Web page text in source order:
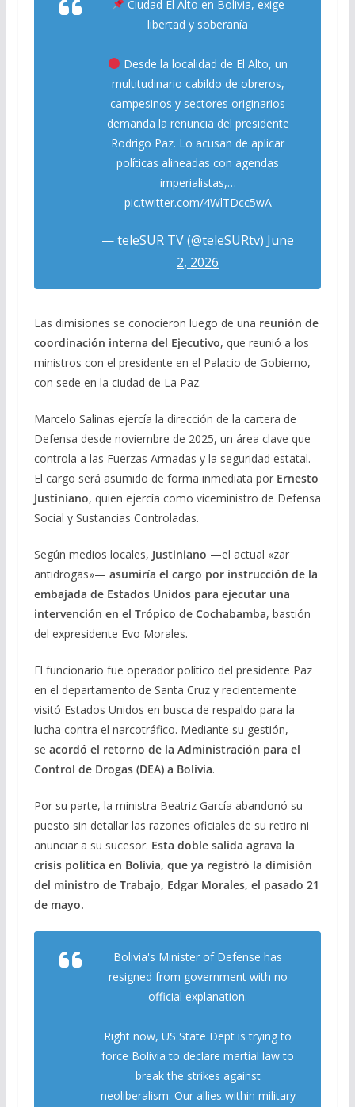
Ciudad El Alto en Bolivia, exige
libertad y soberanía
Desde la localidad de El Alto, un
multitudinario cabildo de obreros,
campesinos y sectores originarios
demanda la renuncia del presidente
Rodrigo Paz. Lo acusan de aplicar
políticas alineadas con agendas
imperialistas,…
pic.twitter.com/4WlTDcc5wA
— teleSUR TV (@teleSURtv) June
2, 2026
Las dimisiones se conocieron luego de una reunión de
coordinación interna del Ejecutivo, que reunió a los
ministros con el presidente en el Palacio de Gobierno,
con sede en la ciudad de La Paz.
Marcelo Salinas ejercía la dirección de la cartera de
Defensa desde noviembre de 2025, un área clave que
controla a las Fuerzas Armadas y la seguridad estatal.
El cargo será asumido de forma inmediata por Ernesto
Justiniano, quien ejercía como viceministro de Defensa
Social y Sustancias Controladas.
Según medios locales, Justiniano —el actual «zar
antidrogas»— asumiría el cargo por instrucción de la
embajada de Estados Unidos para ejecutar una
intervención en el Trópico de Cochabamba, bastión
del expresidente Evo Morales.
El funcionario fue operador político del presidente Paz
en el departamento de Santa Cruz y recientemente
visitó Estados Unidos en busca de respaldo para la
lucha contra el narcotráfico. Mediante su gestión,
se acordó el retorno de la Administración para el
Control de Drogas (DEA) a Bolivia.
Por su parte, la ministra Beatriz García abandonó su
puesto sin detallar las razones oficiales de su retiro ni
anunciar a su sucesor. Esta doble salida agrava la
crisis política en Bolivia, que ya registró la dimisión
del ministro de Trabajo, Edgar Morales, el pasado 21
de mayo.
Bolivia's Minister of Defense has
resigned from government with no
official explanation.
Right now, US State Dept is trying to
force Bolivia to declare martial law to
break the strikes against
neoliberalism. Our allies within military